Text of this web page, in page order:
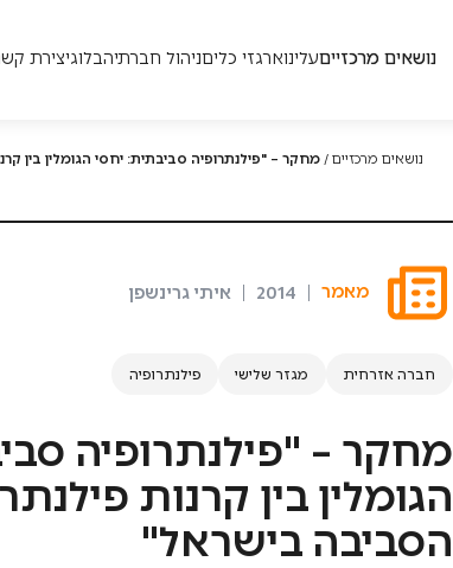
נושאים מרכזייםעלינוארגזי כליםניהול חברתיהבלוגיצירת
אקוסיסטם
שיתוף ציבור
נושאים מרכזיים / מחקר – "פילנתרופיה סביבתית: יחסי הגומלין בין
מאמר 2014 איתי גרינשפן
חברה אזרחית מגזר שלישי פילנתרופיה
מחקר – "פילנתרופיה
הגומלין בין קרנות
הסביבה בישראל"